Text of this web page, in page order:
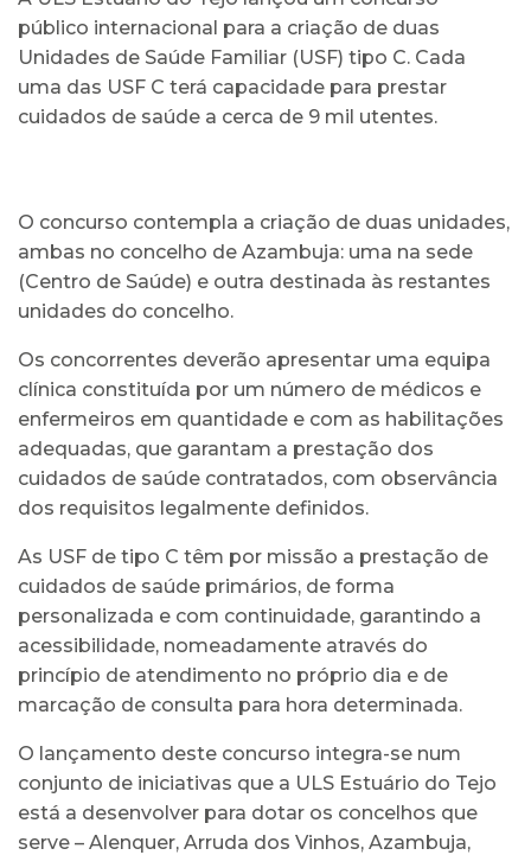
público internacional para a criação de duas
Unidades de Saúde Familiar (USF) tipo C. Cada
uma das USF C terá capacidade para prestar
cuidados de saúde a cerca de 9 mil utentes.
O concurso contempla a criação de duas unidades,
ambas no concelho de Azambuja: uma na sede
(Centro de Saúde) e outra destinada às restantes
unidades do concelho.
Os concorrentes deverão apresentar uma equipa
clínica constituída por um número de médicos e
enfermeiros em quantidade e com as habilitações
adequadas, que garantam a prestação dos
cuidados de saúde contratados, com observância
dos requisitos legalmente definidos.
As USF de tipo C têm por missão a prestação de
cuidados de saúde primários, de forma
personalizada e com continuidade, garantindo a
acessibilidade, nomeadamente através do
princípio de atendimento no próprio dia e de
marcação de consulta para hora determinada.
O lançamento deste concurso integra-se num
conjunto de iniciativas que a ULS Estuário do Tejo
está a desenvolver para dotar os concelhos que
serve – Alenquer, Arruda dos Vinhos, Azambuja,